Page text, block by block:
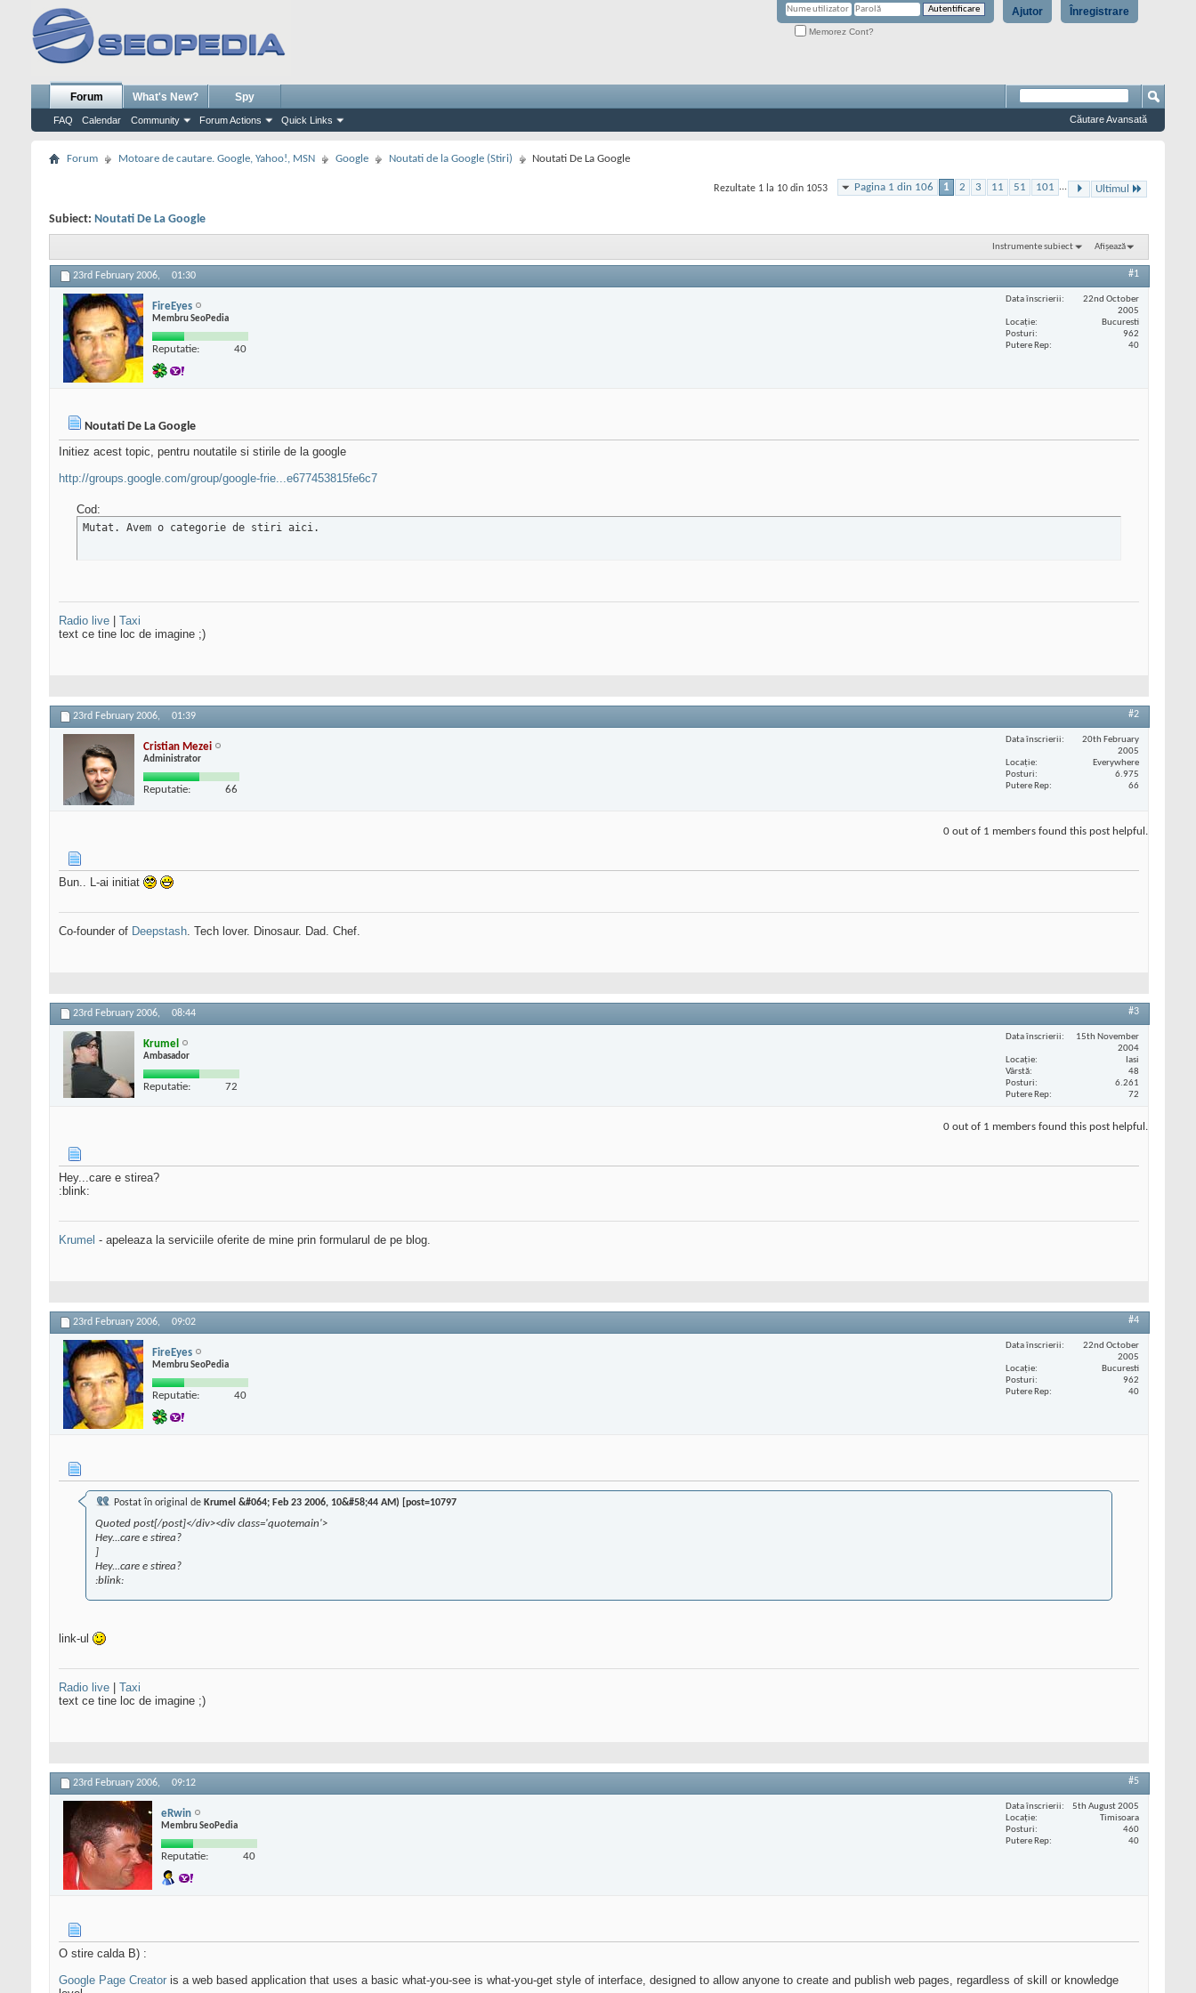
Înregistrare
Ajutor
Memorez Cont?
Forum
FAQ Calendar Community Forum Actions Quick Links
What's New? Spy
Căutare Avansată
Forum Motoare de cautare. Google, Yahoo!, MSN Google Noutati de la Google (Stiri) Noutati De La Google
Pagina 1 din 106 1 2 3 11 51 101 ... Ultimul
Rezultate 1 la 10 din 1053
Subiect: Noutati De La Google
Instrumente subiect Afișează
23rd February 2006, 01:30 #1
FireEyes
Membru SeoPedia
Reputatie: 40
Data înscrierii
22nd October
2005
Locaţie
Bucuresti
Posturi
962
Putere Rep
40
Noutati De La Google
Initiez acest topic, pentru noutatile si stirile de la google
http://groups.google.com/group/google-frie...e677453815fe6c7
Cod:
Mutat. Avem o categorie de stiri aici.
Radio live
Taxi
text ce tine loc de imagine ;)
23rd February 2006, 01:39 #2
Cristian Mezei
Administrator
Reputatie: 66
Data înscrierii
20th February
2005
Locaţie
Everywhere
Posturi
6.975
Putere Rep
66
0 out of 1 members found this post helpful.
Bun.. L-ai initiat
Co-founder of Deepstash. Tech lover. Dinosaur. Dad. Chef.
23rd February 2006, 08:44 #3
Krumel
Ambasador
Reputatie: 72
Data înscrierii
15th November
2004
Locaţie
Iasi
Vârstă
48
Posturi
6.261
Putere Rep
72
0 out of 1 members found this post helpful.
Hey...care e stirea?
:blink:
Krumel - apeleaza la serviciile oferite de mine prin formularul de pe blog.
23rd February 2006, 09:02 #4
FireEyes
Membru SeoPedia
Reputatie: 40
Data înscrierii
22nd October
2005
Locaţie
Bucuresti
Posturi
962
Putere Rep
40
Postat în original de Krumel &#064; Feb 23 2006, 10&#58;44 AM) [post=10797
Quoted post[/post]</div><div class='quotemain'>
Hey...care e stirea?
]
Hey...care e stirea?
:blink:
link-ul
Radio live
Taxi
text ce tine loc de imagine ;)
23rd February 2006, 09:12 #5
eRwin
Membru SeoPedia
Reputatie: 40
Data înscrierii
5th August 2005
Locaţie
Timisoara
Posturi
460
Putere Rep
40
O stire calda B) :
Google Page Creator is a web based application that uses a basic what-you-see is what-you-get style of interface, designed to allow anyone to create and publish web pages, regardless of skill or knowledge